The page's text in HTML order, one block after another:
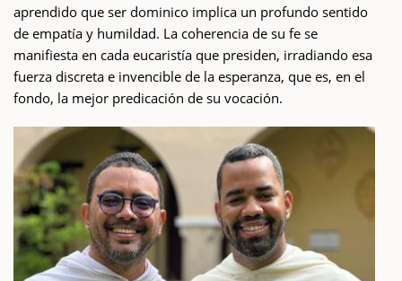
aprendido que ser dominico implica un profundo sentido
de empatía y humildad. La coherencia de su fe se
manifiesta en cada eucaristía que presiden, irradiando esa
fuerza discreta e invencible de la esperanza, que es, en el
fondo, la mejor predicación de su vocación.